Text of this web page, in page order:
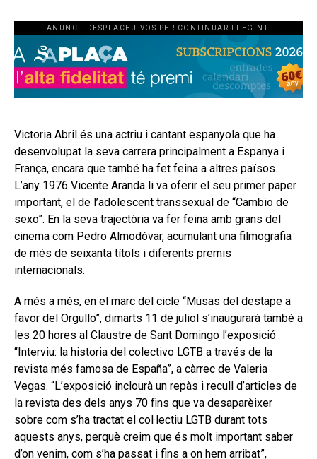
ANUNCI. DESPLACEU-VOS PER CONTINUAR LLEGINT.
Victoria Abril és una actriu i cantant espanyola que ha
desenvolupat la seva carrera principalment a Espanya i
França, encara que també ha fet feina a altres països.
L’any 1976 Vicente Aranda li va oferir el seu primer paper
important, el de l’adolescent transsexual de “Cambio de
sexo”. En la seva trajectòria va fer feina amb grans del
cinema com Pedro Almodóvar, acumulant una filmografia
de més de seixanta títols i diferents premis
internacionals.
A més a més, en el marc del cicle “Musas del destape a
favor del Orgullo”, dimarts 11 de juliol s’inaugurarà també a
les 20 hores al Claustre de Sant Domingo l’exposició
“Interviu: la historia del colectivo LGTB a través de la
revista més famosa de España”, a càrrec de Valeria
Vegas. “L’exposició inclourà un repàs i recull d’articles de
la revista des dels anys 70 fins que va desaparèixer
sobre com s’ha tractat el col·lectiu LGTB durant tots
aquests anys, perquè creim que és molt important saber
d’on venim, com s’ha passat i fins a on hem arribat”,